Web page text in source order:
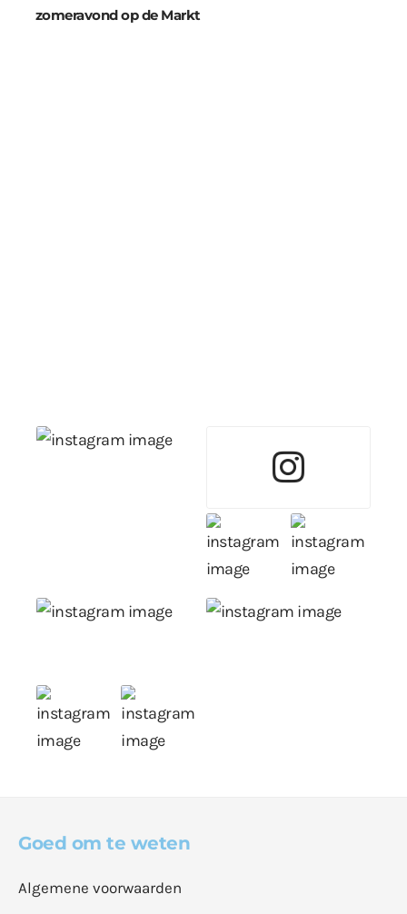
zomeravond op de Markt
Goed om te weten
Algemene voorwaarden